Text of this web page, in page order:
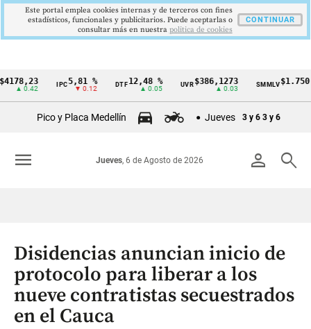
Cintillo
Colombia
IPC 5,81 %
▼ 0.12
DTF 12,48 %
▲ 0.05
UVR $386,1273
▲ 0.03
SMMLV$1.750.905
Pico y Placa Medellín Jueves 3 y 6 3 y 6
person search
Jueves, 6 de Agosto de 2026
menu
Disidencias anuncian inicio de
protocolo para liberar a los
nueve contratistas secuestrados
en el Cauca
Este portal emplea cookies internas y de terceros con fines
estadísticos, funcionales y publicitarios. Puede aceptarlas o
consultar más en nuestra politica de cookies
CONTINUAR